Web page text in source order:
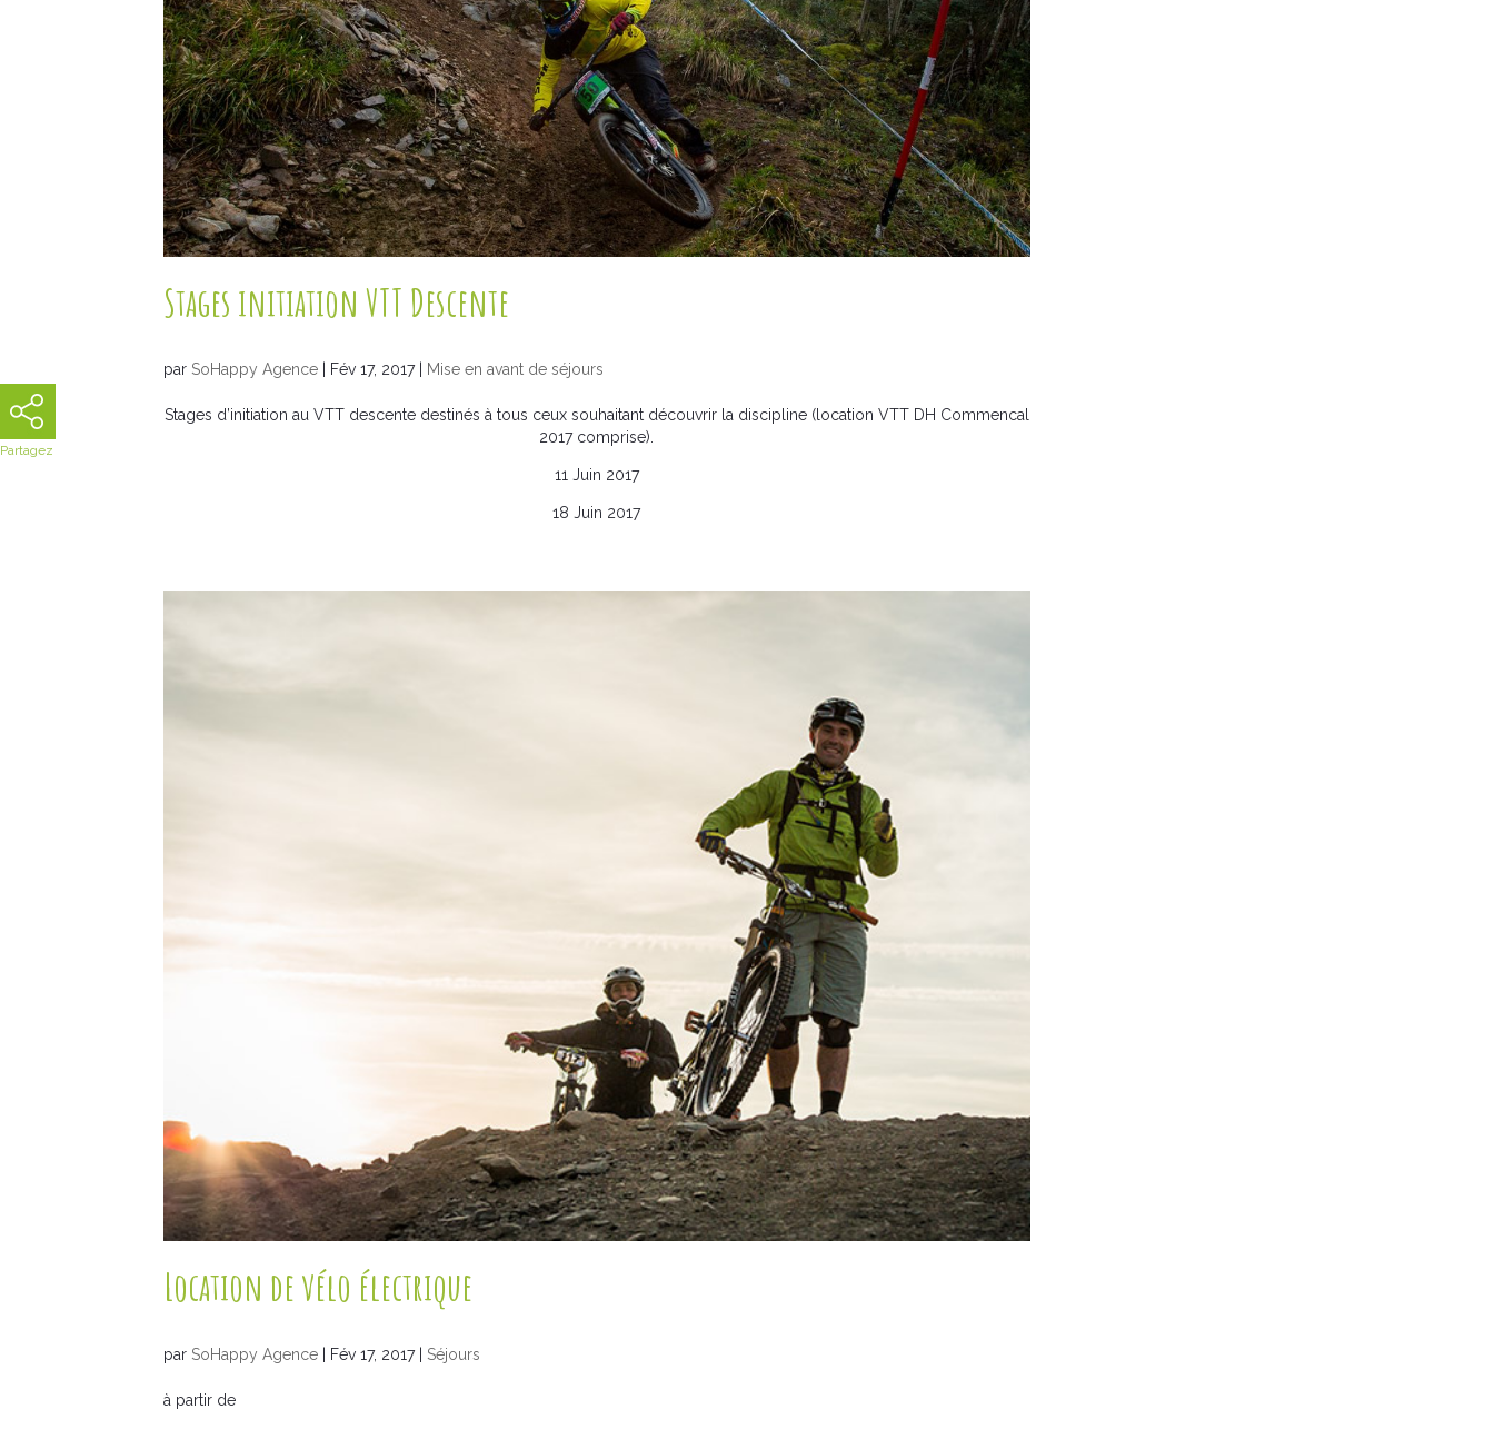
Stages initiation VTT Descente
par SoHappy Agence Fév 17, 2017| Mise en avant de séjours
Stages d’initiation au VTT descente destinés à tous ceux souhaitant découvrir la discipline (location VTT DH Commencal
2017 comprise).
11 Juin 2017
18 Juin 2017
Location de vélo électrique
par SoHappy Agence Fév 17, 2017| Séjours
à partir de
Partagez